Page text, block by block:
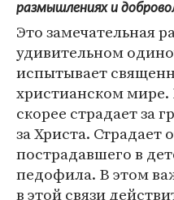
размышлениях и
Это замечательная
удивительном
испытывает
христианском
скорее страдает за
за Христа. Страдает
пострадавшего в
педофила. В этом
в этой связи